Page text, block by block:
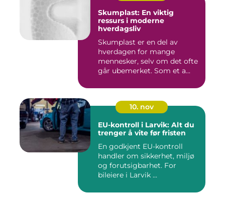
Skumplast: En viktig
ressurs i moderne
hverdagsliv
Skumplast er en del av
hverdagen for mange
mennesker, selv om det ofte
går ubemerket. Som et a...
10. nov
EU-kontroll i Larvik: Alt du
trenger å vite før fristen
En godkjent EU-kontroll
handler om sikkerhet, miljø
og forutsigbarhet. For
bileiere i Larvik ...